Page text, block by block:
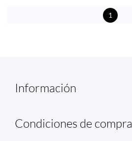
1
Información
Condiciones de compra